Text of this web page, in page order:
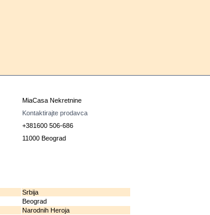
MiaCasa Nekretnine
Kontaktirajte prodavca
+381600 506-686
11000 Beograd
Srbija
Beograd
Narodnih Heroja